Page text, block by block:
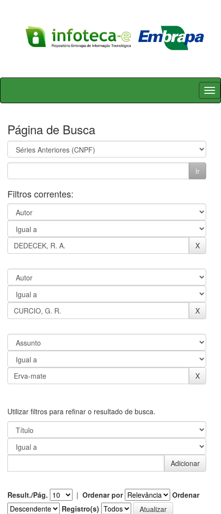
Skip
Página de Busca
Filtros correntes:
Utilizar filtros para refinar o resultado de busca.
Result./Pág. | Ordenar por
Ordenar
Registro(s)